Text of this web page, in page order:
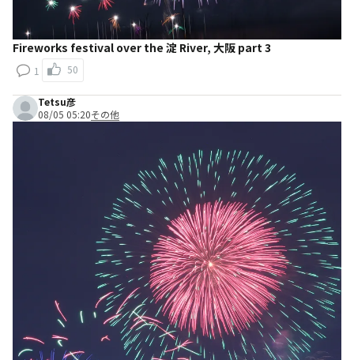
Fireworks festival over the 淀 River, 大阪 part 3
1 50
Tetsu彦
08/05 05:20その他